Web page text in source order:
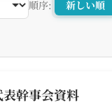
順序: 新しい順
幹事会資料